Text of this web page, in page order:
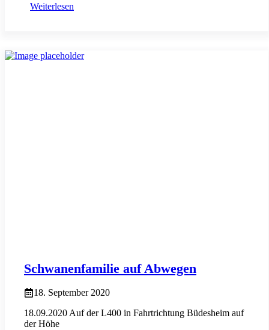
Weiterlesen
Schwanenfamilie auf Abwegen
18. September 2020
18.09.2020 Auf der L400 in Fahrtrichtung Büdesheim auf
der Höhe